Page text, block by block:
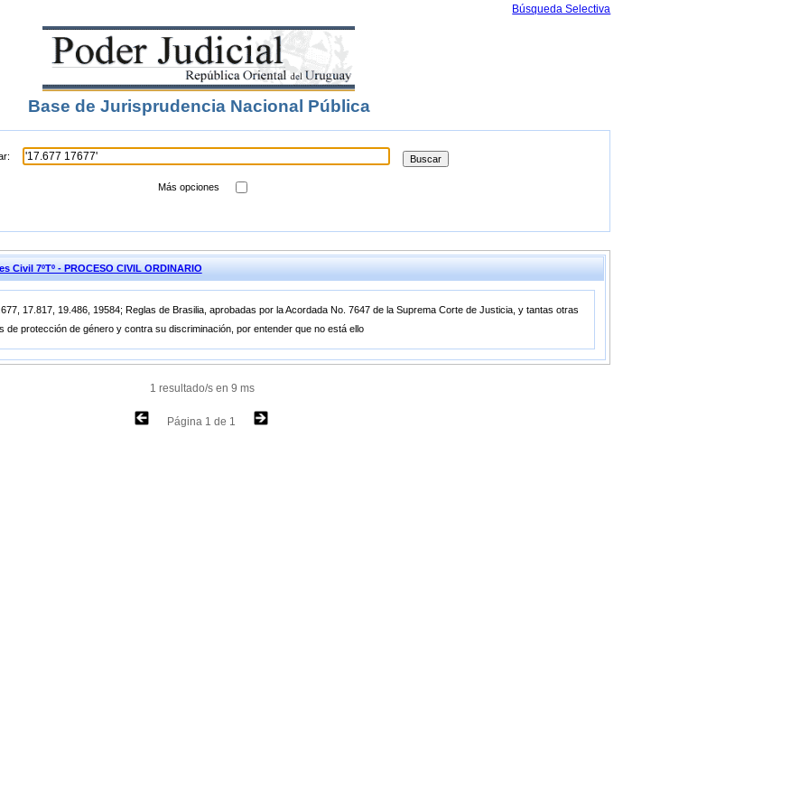
Búsqueda Selectiva
Base de Jurisprudencia Nacional Pública
Más opciones
Civil 7ºTº - PROCESO CIVIL ORDINARIO
17.817, 19.486, 19584; Reglas de Brasilia, aprobadas por la Acordada No. 7647 de la Suprema Corte de Justicia, y tantas otras
de protección de género y contra su discriminación, por entender que no está ello
1 resultado/s en 9 ms
Página 1 de 1